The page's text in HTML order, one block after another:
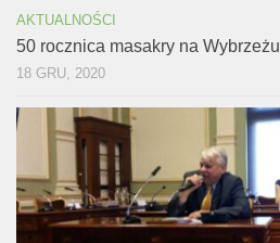
AKTUALNOŚCI
50 rocznica masakry na Wybrzeżu
18 GRU, 2020